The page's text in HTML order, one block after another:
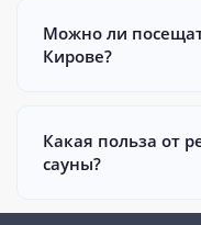
Можно ли
Кирове?
Какая польза от
сауны?